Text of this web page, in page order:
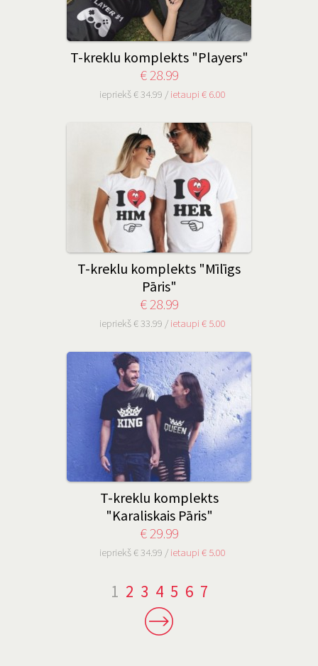
T-kreklu komplekts "Players"
€ 28.99
iepriekš € 34.99 / ietaupi € 6.00
T-kreklu komplekts "Mīlīgs
Pāris"
€ 28.99
iepriekš € 33.99 / ietaupi € 5.00
T-kreklu komplekts
"Karaliskais Pāris"
€ 29.99
iepriekš € 34.99 / ietaupi € 5.00
1 2 3 4 5 6 7